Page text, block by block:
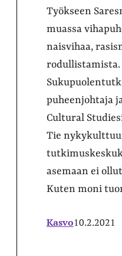
Työkseen
muassa
naisvihaa,
rodullistamista.
puheenjohtaja
Cultural
Tie
asemaan ei
Kuten moni
Kasvo10.2.2021